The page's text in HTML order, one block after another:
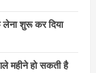
शुरू कर दिया
महीने हो सकती है